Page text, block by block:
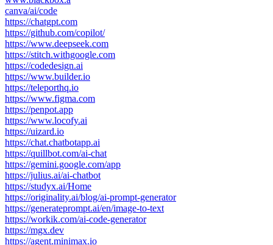
canva/ai/code
https://chatgpt.com
https://github.com/copilot/
https://www.deepseek.com
https://stitch.withgoogle.com
https://codedesign.ai
https://www.builder.io
https://teleporthq.io
https://www.figma.com
https://penpot.app
https://www.locofy.ai
https://uizard.io
https://chat.chatbotapp.ai
https://quillbot.com/ai-chat
https://gemini.google.com/app
https://julius.ai/ai-chatbot
https://studyx.ai/Home
https://originality.ai/blog/ai-prompt-generator
https://generateprompt.ai/en/image-to-text
https://workik.com/ai-code-generator
https://mgx.dev
https://agent.minimax.io